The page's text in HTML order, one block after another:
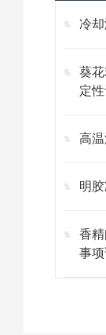
冷
葵
定
高
明
香
事